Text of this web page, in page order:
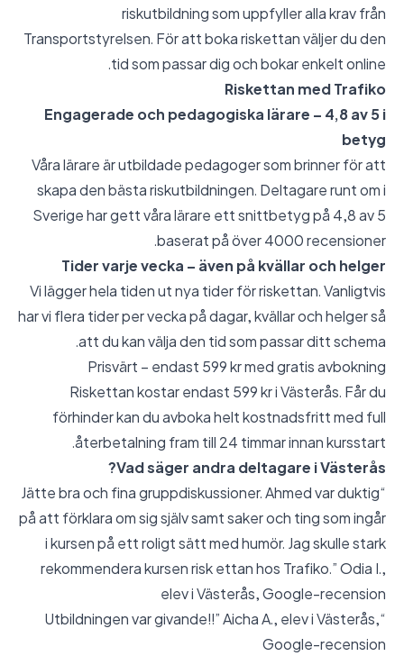
riskutbildning som uppfyller alla krav från
Transportstyrelsen. För att boka riskettan väljer du den
tid som passar dig och bokar enkelt online.
Riskettan med Trafiko
Engagerade och pedagogiska lärare – 4,8 av 5 i
betyg
Våra lärare är utbildade pedagoger som brinner för att
skapa den bästa riskutbildningen. Deltagare runt om i
Sverige har gett våra lärare ett snittbetyg på 4,8 av 5
baserat på över 4000 recensioner.
Tider varje vecka – även på kvällar och helger
Vi lägger hela tiden ut nya tider för riskettan. Vanligtvis
har vi flera tider per vecka på dagar, kvällar och helger så
att du kan välja den tid som passar ditt schema.
Prisvärt – endast 599 kr med gratis avbokning
Riskettan kostar endast 599 kr i Västerås. Får du
förhinder kan du avboka helt kostnadsfritt med full
återbetalning fram till 24 timmar innan kursstart.
Vad säger andra deltagare i Västerås?
“Jätte bra och fina gruppdiskussioner. Ahmed var duktig
på att förklara om sig själv samt saker och ting som ingår
i kursen på ett roligt sätt med humör. Jag skulle stark
rekommendera kursen risk ettan hos Trafiko.” Odia I.,
elev i Västerås,Google-recension
“Utbildningen var givande!!” Aicha A., elev i Västerås,
Google-recension